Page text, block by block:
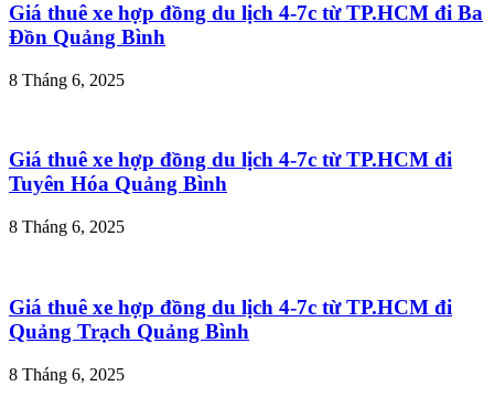
Giá thuê xe hợp đồng du lịch 4-7c từ TP.HCM đi Ba
Đồn Quảng Bình
8 Tháng 6, 2025
Giá thuê xe hợp đồng du lịch 4-7c từ TP.HCM đi
Tuyên Hóa Quảng Bình
8 Tháng 6, 2025
Giá thuê xe hợp đồng du lịch 4-7c từ TP.HCM đi
Quảng Trạch Quảng Bình
8 Tháng 6, 2025